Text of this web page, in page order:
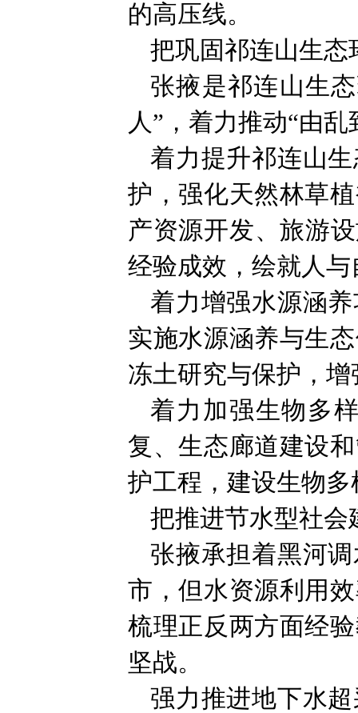
的高压线。
把巩固祁连山生态
张掖是祁连山生
人”，着力推动“由
着力提升祁连山
护，强化天然林草
产资源开发、旅游
经验成效，绘就人
着力增强水源涵
实施水源涵养与生
冻土研究与保护，
着力加强生物多
复、生态廊道建设
护工程，建设生物
把推进节水型社会
张掖承担着黑河
市，但水资源利用
梳理正反两方面经
坚战。
强力推进地下水